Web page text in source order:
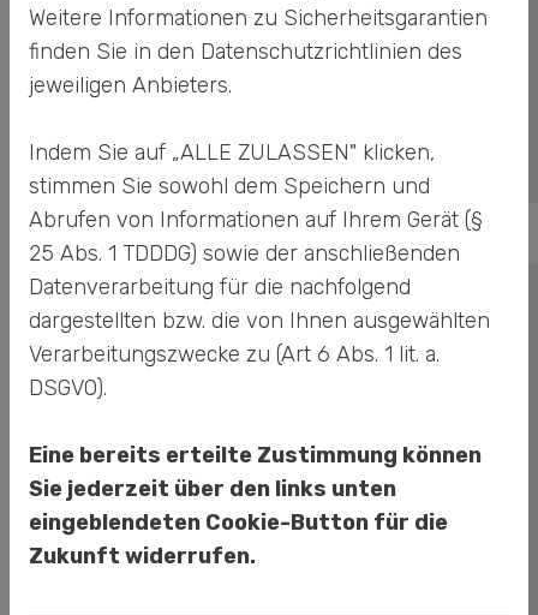
942970
Fax +49 (0) 5381
Mail senden
TECH-PLUS GmbH
Niederlassung
Hövelhof
33161 Hövelhof
Tel. +49 (0) 5257
947960
Weitere Informationen zu Sicherheitsgarantien
finden Sie in den Datenschutzrichtlinien des
jeweiligen Anbieters.
Indem Sie auf „ALLE ZULASSEN" klicken,
stimmen Sie sowohl dem Speichern und
Abrufen von Informationen auf Ihrem Gerät (§
25 Abs. 1 TDDDG) sowie der anschließenden
Datenverarbeitung für die nachfolgend
dargestellten bzw. die von Ihnen ausgewählten
Verarbeitungszwecke zu (Art 6 Abs. 1 lit. a.
DSGVO).
Eine bereits erteilte Zustimmung können
Sie jederzeit über den links unten
eingeblendeten Cookie-Button für die
Zukunft widerrufen.